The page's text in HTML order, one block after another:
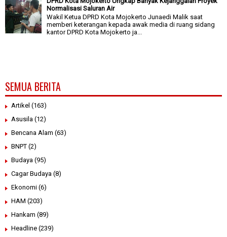
Normalisasi Saluran Air
Wakil Ketua DPRD Kota Mojokerto Junaedi Malik saat
memberi keterangan kepada awak media di ruang sidang
kantor DPRD Kota Mojokerto ja...
SEMUA BERITA
Artikel (163)
Asusila (12)
Bencana Alam (63)
BNPT (2)
Budaya (95)
Cagar Budaya (8)
Ekonomi (6)
HAM (203)
Hankam (89)
Headline (239)